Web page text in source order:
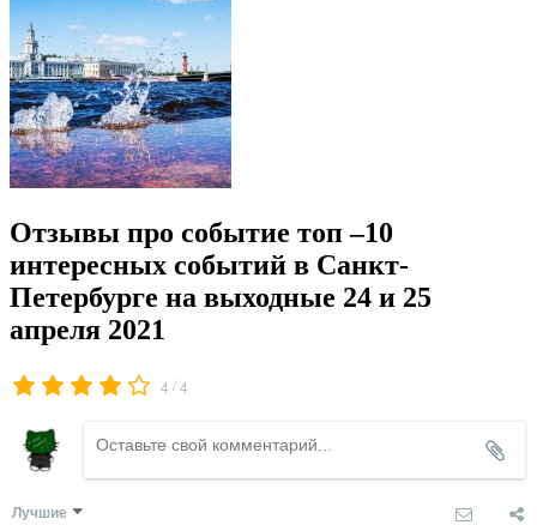
Отзывы про событие топ –10
интересных событий в Санкт-
Петербурге на выходные 24 и 25
апреля 2021
4 /4
Лучшие